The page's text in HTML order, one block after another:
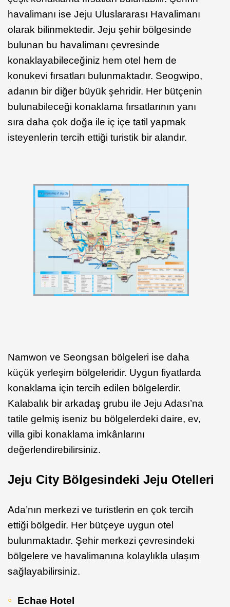
havalimanı ise Jeju Uluslararası Havalimanı
olarak bilinmektedir. Jeju şehir bölgesinde
bulunan bu havalimanı çevresinde
konaklayabileceğiniz hem otel hem de
konukevi fırsatları bulunmaktadır. Seogwipo,
adanın bir diğer büyük şehridir. Her bütçenin
bulunabileceği konaklama fırsatlarının yanı
sıra daha çok doğa ile iç içe tatil yapmak
isteyenlerin tercih ettiği turistik bir alandır.
Namwon ve Seongsan bölgeleri ise daha
küçük yerleşim bölgeleridir. Uygun fiyatlarda
konaklama için tercih edilen bölgelerdir.
Kalabalık bir arkadaş grubu ile Jeju Adası’na
tatile gelmiş iseniz bu bölgelerdeki daire, ev,
villa gibi konaklama imkânlarını
değerlendirebilirsiniz.
Jeju City Bölgesindeki Jeju Otelleri
Ada’nın merkezi ve turistlerin en çok tercih
ettiği bölgedir. Her bütçeye uygun otel
bulunmaktadır. Şehir merkezi çevresindeki
bölgelere ve havalimanına kolaylıkla ulaşım
sağlayabilirsiniz.
Echae Hotel